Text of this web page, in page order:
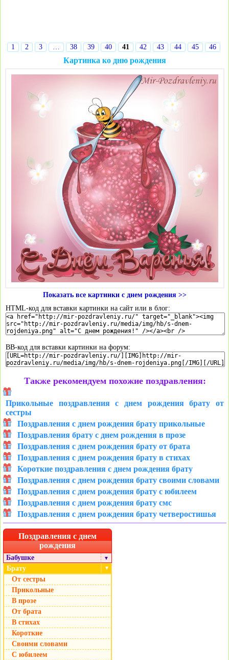
1 2 3 … 38 39 40 41 42 43 44 45 46
Картинка ко дню рождения
Показать все картинки с днем рождения >>
HTML-код для вставки картинки на сайт или в блог:
BB-код для вставки картинки на форум:
Также рекомендуем похожие поздравления:
Прикольные поздравления с днем рождения брату от
сестры
Поздравления с днем рождения брату прикольные
Поздравления брату с днем рождения в прозе
Поздравления с днем рождения брату от брата
Поздравления с днем рождения брату в стихах
Короткие поздравления с днем рождения брату
Поздравления с днем рождения брату своими словами
Поздравления с днем рождения брату с юбилеем
Поздравления с днем рождения брату смс
Поздравления с днем рождения брату четверостишья
Поздравления с днем
рождения
Бабушке ▼
Брату ▼
От сестры
Прикольные
В прозе
От брата
В стихах
Короткие
Своими словами
С юбилеем